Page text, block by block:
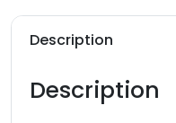
Description
Description